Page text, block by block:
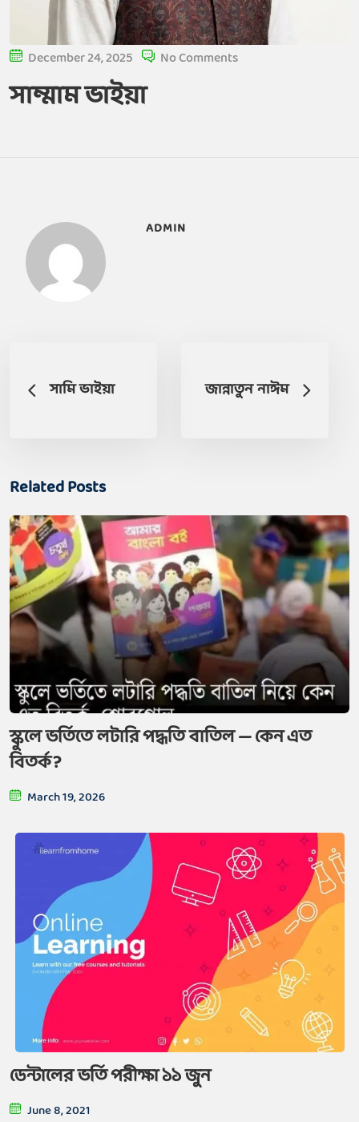
December 24, 2025 No Comments
সাম্মাম ভাইয়া
ADMIN
সামি ভাইয়া জান্নাতুন নাঈম
Related Posts
স্কুলে ভর্তিতে লটারি পদ্ধতি বাতিল — কেন এত
বিতর্ক?
March 19, 2026
ডেন্টালের ভর্তি পরীক্ষা ১১ জুন
June 8, 2021